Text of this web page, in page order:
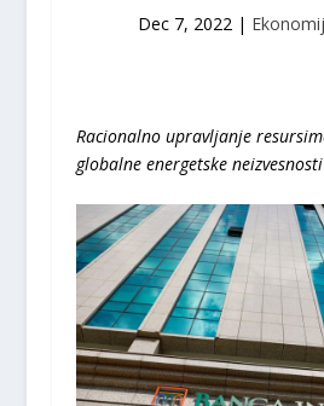
Dec 7, 2022 |
Racionalno upravljanje
globalne energetske neizvesnosti